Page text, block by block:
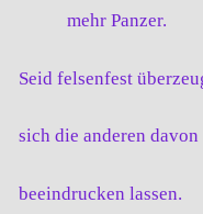
mehr Panzer.
Seid felsenfest
sich die anderen davon
beeindrucken lassen.